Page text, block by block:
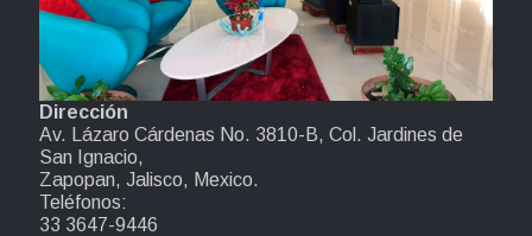
Dirección
Av. Lázaro Cárdenas No. 3810-B, Col. Jardines de
San Ignacio,
Zapopan, Jalisco, Mexico.
Teléfonos:
33 3647-9446